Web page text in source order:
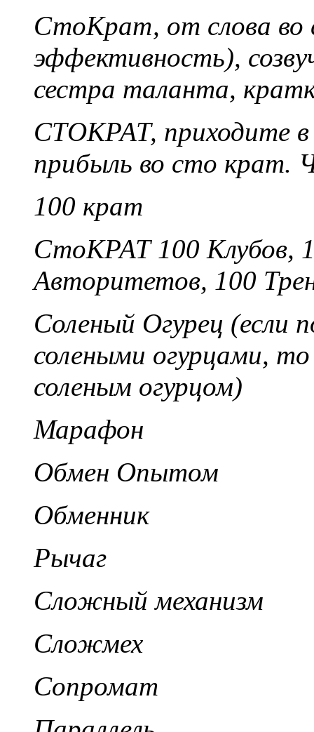
СтоКрат, от слова во
эффективность),
сестра таланта,
СТОКРАТ, приходите
прибыль во сто крат.
100 крат
СтоКРАТ 100 Клубов,
Авторитетов, 100
Соленый Огурец (если
солеными огурцами,
соленым огурцом)
Марафон
Обмен Опытом
Обменник
Рычаг
Сложный механизм
Сложмех
Сопромат